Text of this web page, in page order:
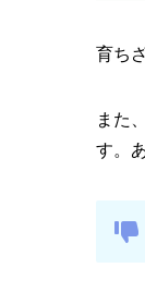
育ち
また
す。